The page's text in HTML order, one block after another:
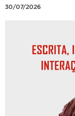
30/07/2026